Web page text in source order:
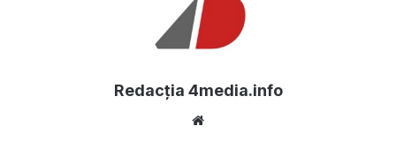
Redacția 4media.info